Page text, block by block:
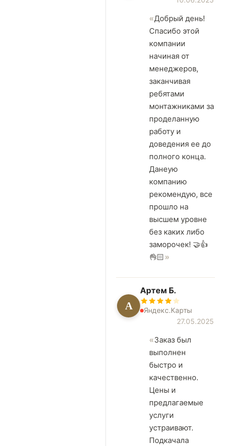
Добрый день!
Спасибо этой
компании
начиная от
менеджеров,
заканчивая
ребятами
монтажниками за
проделанную
работу и
доведения ее до
полного конца.
Данеую
компанию
рекомендую, все
прошло на
высшем уровне
без каких либо
заморочек! 🤝👍
👌🏻
А
Артем Б.
Яндекс.Карты
27.05.2025
Заказ был
выполнен
быстро и
качественно.
Цены и
предлагаемые
услуги
устраивают.
Подкачала